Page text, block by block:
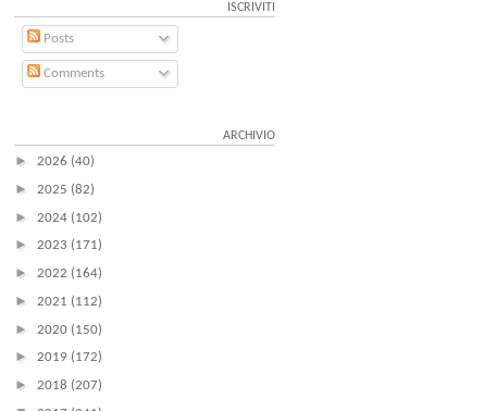
ISCRIVITI
Posts
Comments
ARCHIVIO
► 2026 (40)
► 2025 (82)
► 2024 (102)
► 2023 (171)
► 2022 (164)
► 2021 (112)
► 2020 (150)
► 2019 (172)
► 2018 (207)